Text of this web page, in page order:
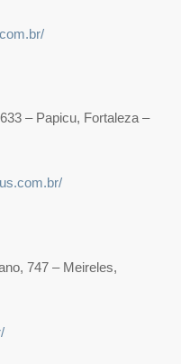
– Papicu, Fortaleza –
747 – Meireles,